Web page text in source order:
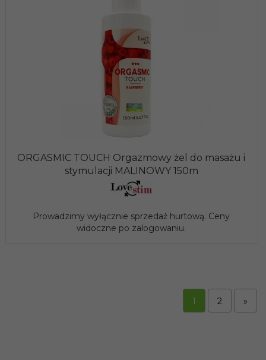
ORGASMIC TOUCH Orgazmowy żel do masażu i
stymulacji MALINOWY 150m
Prowadzimy wyłącznie sprzedaż hurtową. Ceny
widoczne po zalogowaniu.
1 2 »